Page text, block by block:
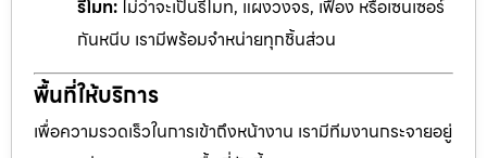
รีโมท:ไม่ว่าจะเป็นรีโมท, แผงวงจร, เฟือง หรือเซนเซอร์
กันหนีบ เรามีพร้อมจำหน่ายทุกชิ้นส่วน
พื้นที่ให้บริการ
เพื่อความรวดเร็วในการเข้าถึงหน้างาน เรามีทีมงานกระจายอยู่